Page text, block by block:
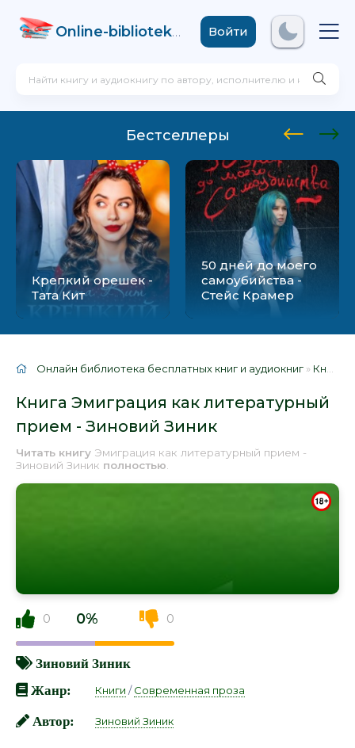
Online-biblioteka .comВойти
Бестселлеры
Крепкий орешек -
Тата Кит
50 дней до моего
самоубийства -
Стейс Крамер
Онлайн библиотека бесплатных книг и аудиокниг » Книги
Книга Эмиграция как литературный
прием - Зиновий Зиник
Читать книгу Эмиграция как литературный прием -
Зиновий Зиник полностью
0 0% 0
Зиновий Зиник
Жанр:
Книги /Современная проза
Автор: Зиновий Зиник